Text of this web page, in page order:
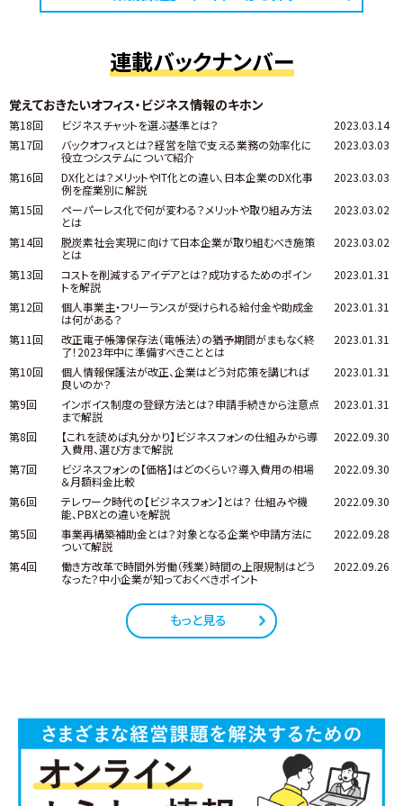
連載バックナンバー
覚えておきたいオフィス・ビジネス情報のキホン
第18回 ビジネスチャットを選ぶ基準とは？
2023.03.14
第17回
バックオフィスとは？経営を陰で支える業務の効率化に
役立つシステムについて紹介
2023.03.03
第16回
DX化とは？メリットやIT化との違い、日本企業のDX化事
例を産業別に解説
2023.03.03
第15回
ペーパーレス化で何が変わる？メリットや取り組み方法
とは
2023.03.02
第14回
脱炭素社会実現に向けて日本企業が取り組むべき施策
とは
2023.03.02
第13回
コストを削減するアイデアとは？成功するためのポイン
トを解説
2023.01.31
第12回
個人事業主・フリーランスが受けられる給付金や助成金
は何がある？
2023.01.31
第11回
改正電子帳簿保存法（電帳法）の猶予期間がまもなく終
了！2023年中に準備すべきこととは
2023.01.31
第10回
個人情報保護法が改正、企業はどう対応策を講じれば
良いのか？
2023.01.31
第9回
インボイス制度の登録方法とは？申請手続きから注意点
まで解説
2023.01.31
第8回
【これを読めば丸分かり】ビジネスフォンの仕組みから導
入費用、選び方まで解説
2022.09.30
第7回
ビジネスフォンの【価格】はどのくらい？導入費用の相場
＆月額料金比較
2022.09.30
第6回
テレワーク時代の【ビジネスフォン】とは？ 仕組みや機
能、PBXとの違いを解説
2022.09.30
第5回
事業再構築補助金とは？対象となる企業や申請方法に
ついて解説
2022.09.28
第4回
働き方改革で時間外労働（残業）時間の上限規制はどう
なった？中小企業が知っておくべきポイント
2022.09.26
もっと見る